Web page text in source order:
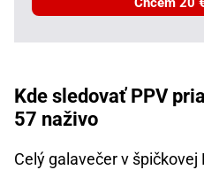
Kde sledovať PPV
57 naživo
Celý galavečer v